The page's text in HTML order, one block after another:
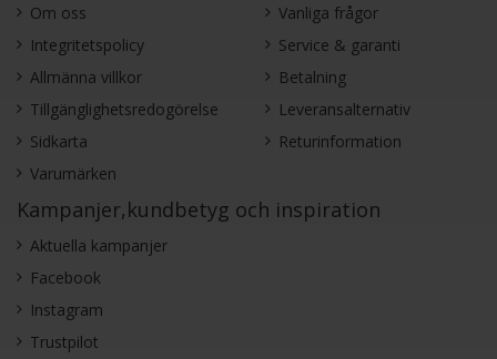
Om oss
Integritetspolicy
Allmänna villkor
Tillgänglighetsredogörelse
Sidkarta
Varumärken
Vanliga frågor
Service & garanti
Betalning
Leveransalternativ
Returinformation
Kampanjer,kundbetyg och inspiration
Aktuella kampanjer
Facebook
Instagram
Trustpilot